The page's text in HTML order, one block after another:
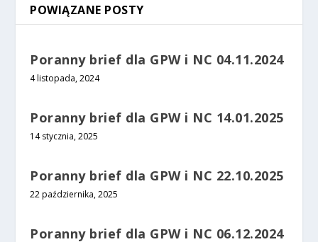
POWIĄZANE POSTY
Poranny brief dla GPW i NC 04.11.2024
4 listopada, 2024
Poranny brief dla GPW i NC 14.01.2025
14 stycznia, 2025
Poranny brief dla GPW i NC 22.10.2025
22 października, 2025
Poranny brief dla GPW i NC 06.12.2024